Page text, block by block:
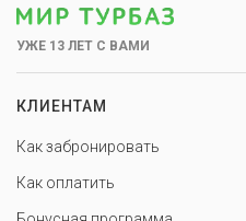
УЖЕ 13 ЛЕТ С ВАМИ
КЛИЕНТАМ
Как забронировать
Как оплатить